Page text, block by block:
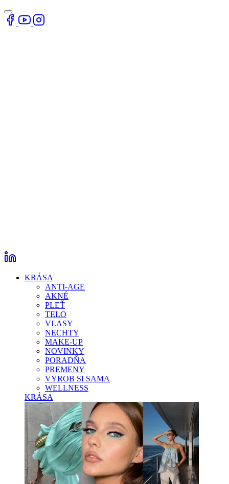
KRÁSA
ANTI-AGE
AKNÉ
PLEŤ
TELO
VLASY
NECHTY
MAKE-UP
NOVINKY
PORADŇA
PREMENY
VYROB SI SAMA
WELLNESS
KRÁSA